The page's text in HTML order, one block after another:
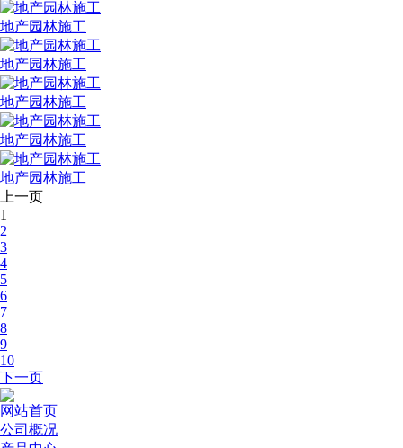
地产园林施工
地产园林施工
地产园林施工
地产园林施工
地产园林施工
上一页
1
2
3
4
5
6
7
8
9
10
下一页
网站首页
公司概况